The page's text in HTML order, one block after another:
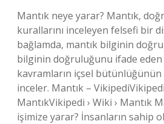
Mantık neye yarar? Mantık,
kurallarını inceleyen felsefi bir
bağlamda, mantık bilginin
bilginin doğruluğunu ifade eden
kavramların içsel
inceler. Mantık – VikipediVikipedi
MantıkVikipedi › Wiki › Mantık
işimize yarar? İnsanların sahip